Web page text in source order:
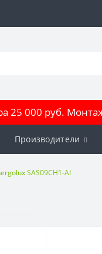
25 000 руб.
Производители
SAS09CH1-AI